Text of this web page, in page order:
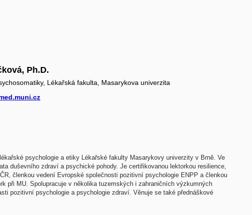
Ph.D.
Lékařská fakulta, Masarykova univerzita
psychologie a etiky Lékařské fakulty Masarykovy univerzity v Brně. Ve
duševního zdraví a psychické pohody. Je certifikovanou lektorkou resilience,
členkou vedení Evropské společnosti pozitivní psychologie ENPP a členkou
při MU. Spolupracuje v několika tuzemských i zahraničních výzkumných
pozitivní psychologie a psychologie zdraví. Věnuje se také přednáškové